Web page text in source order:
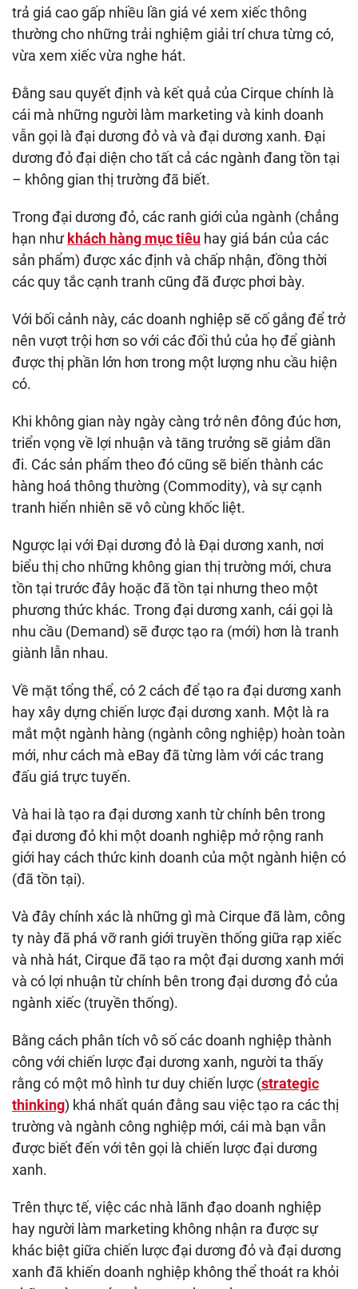
trả giá cao gấp nhiều lần giá vé xem xiếc thông
thường cho những trải nghiệm giải trí chưa từng có,
vừa xem xiếc vừa nghe hát.
Đằng sau quyết định và kết quả của Cirque chính là
cái mà những người làm marketing và kinh doanh
vẫn gọi là đại dương đỏ và và đại dương xanh. Đại
dương đỏ đại diện cho tất cả các ngành đang tồn tại
– không gian thị trường đã biết.
Trong đại dương đỏ, các ranh giới của ngành (chẳng
hạn nhưkhách hàng mục tiêu hay giá bán của các
sản phẩm) được xác định và chấp nhận, đồng thời
các quy tắc cạnh tranh cũng đã được phơi bày.
Với bối cảnh này, các doanh nghiệp sẽ cố gắng để trở
nên vượt trội hơn so với các đối thủ của họ để giành
được thị phần lớn hơn trong một lượng nhu cầu hiện
có.
Khi không gian này ngày càng trở nên đông đúc hơn,
triển vọng về lợi nhuận và tăng trưởng sẽ giảm dần
đi. Các sản phẩm theo đó cũng sẽ biến thành các
hàng hoá thông thường (Commodity), và sự cạnh
tranh hiển nhiên sẽ vô cùng khốc liệt.
Ngược lại với Đại dương đỏ là Đại dương xanh, nơi
biểu thị cho những không gian thị trường mới, chưa
tồn tại trước đây hoặc đã tồn tại nhưng theo một
phương thức khác. Trong đại dương xanh, cái gọi là
nhu cầu (Demand) sẽ được tạo ra (mới) hơn là tranh
giành lẫn nhau.
Về mặt tổng thể, có 2 cách để tạo ra đại dương xanh
hay xây dựng chiến lược đại dương xanh. Một là ra
mắt một ngành hàng (ngành công nghiệp) hoàn toàn
mới, như cách mà eBay đã từng làm với các trang
đấu giá trực tuyến.
Và hai là tạo ra đại dương xanh từ chính bên trong
đại dương đỏ khi một doanh nghiệp mở rộng ranh
giới hay cách thức kinh doanh của một ngành hiện có
(đã tồn tại).
Và đây chính xác là những gì mà Cirque đã làm, công
ty này đã phá vỡ ranh giới truyền thống giữa rạp xiếc
và nhà hát, Cirque đã tạo ra một đại dương xanh mới
và có lợi nhuận từ chính bên trong đại dương đỏ của
ngành xiếc (truyền thống).
Bằng cách phân tích vô số các doanh nghiệp thành
công với chiến lược đại dương xanh, người ta thấy
rằng có một mô hình tư duy chiến lược (strategic
thinking) khá nhất quán đằng sau việc tạo ra các thị
trường và ngành công nghiệp mới, cái mà bạn vẫn
được biết đến với tên gọi là chiến lược đại dương
xanh.
Trên thực tế, việc các nhà lãnh đạo doanh nghiệp
hay người làm marketing không nhận ra được sự
khác biệt giữa chiến lược đại dương đỏ và đại dương
xanh đã khiến doanh nghiệp không thể thoát ra khỏi